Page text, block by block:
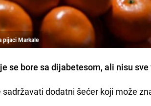
pijaci Markale
se bore sa dijabetesom, ali nisu sve
dodatni šećer koji može